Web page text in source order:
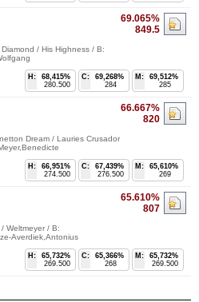
69.065%
849.5
/ His Highness / B:
M:
69,512%
285
C:
69,268%
284
H:
68,415%
280.500
66.667%
820
Dream / Lauries Crusador
M:
65,610%
269
C:
67,439%
276.500
H:
66,951%
274.500
65.610%
807
Weltmeyer / B:
Averdiek,Antonius
M:
65,732%
269.500
C:
65,366%
268
H:
65,732%
269.500